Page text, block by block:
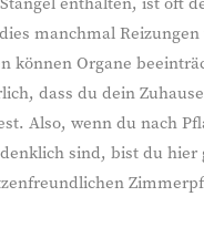
manchmal
können Organe
dass du dein
Also, wenn du nach
sind, bist du hier